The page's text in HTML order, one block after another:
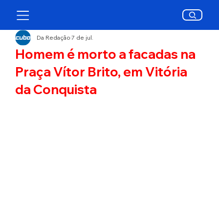
Homem é morto a facadas na
Praça Vítor Brito, em Vitória
da Conquista
Da Redação7 de jul.